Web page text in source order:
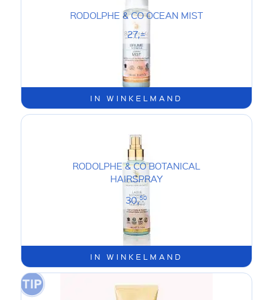
IN WINKELMAND
RODOLPHE & CO OCEAN MIST
27,=
IN WINKELMAND
RODOLPHE & CO BOTANICAL
HAIRSPRAY
30,50